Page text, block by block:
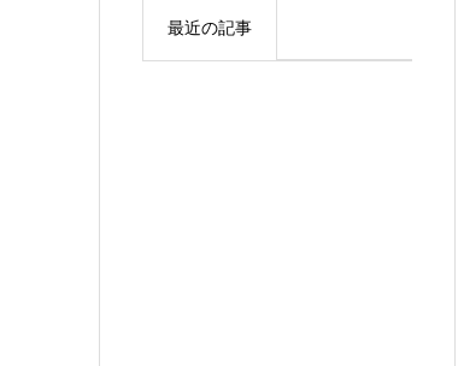
最近の記事